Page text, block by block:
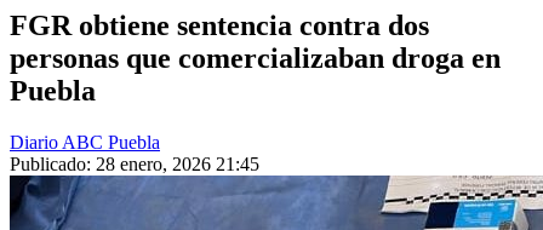
FGR obtiene sentencia contra dos
personas que comercializaban droga en
Puebla
Diario ABC Puebla
Publicado: 28 enero, 2026 21:45